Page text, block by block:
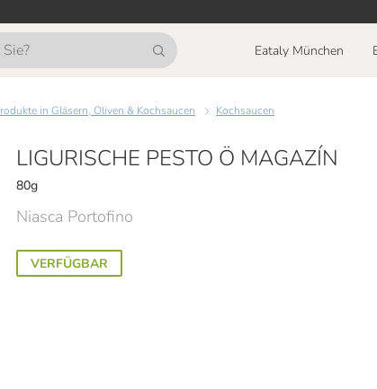
Eataly München
Produkte in Gläsern, Oliven & Kochsaucen Kochsaucen
LIGURISCHE PESTO Ö MAGAZÍN
80g
Niasca Portofino
VERFÜGBAR